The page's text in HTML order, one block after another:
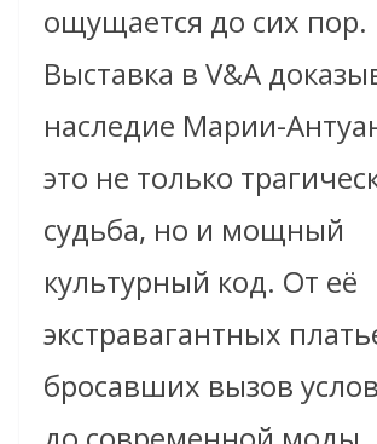
ощущается до сих пор.
Выставка в V&A
наследие Марии-
это не только
судьба, но и мощный
культурный код. От её
экстравагантных
бросавших вызов